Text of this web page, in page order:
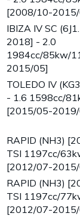
[2008/10-
IBIZA IV SC
2018] - 2.0
1984cc/85kw/
2015/05]
TOLEDO IV
- 1.6 1598cc/
[2015/05-
RAPID (NH3)
TSI 1197cc/
[2012/07-
RAPID (NH3)
TSI 1197cc/
[2012/07-